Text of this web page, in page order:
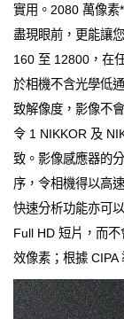
實用。2080 萬像素
盡現眼前，更能讓
160 至 12800，在
於相機不含光學低
致解像度，影像不
令 1 NIKKOR 及
致。影像感應器的
序，令相機得以高
快速分析功能亦可
Full HD 短片，而
效像素；根據 CIPA